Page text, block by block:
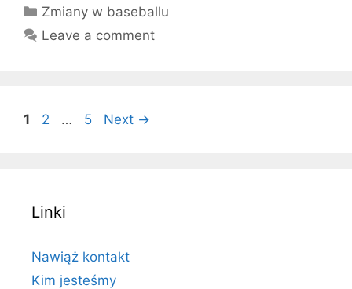
Categories
Zmiany w baseballu
Leave a comment
Page
1 Page
2 … Page
5 Next →
Linki
Nawiąż kontakt
Kim jesteśmy